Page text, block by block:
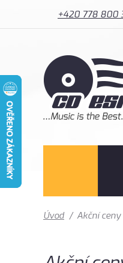
+420 778 800
Úvod / Akční ceny